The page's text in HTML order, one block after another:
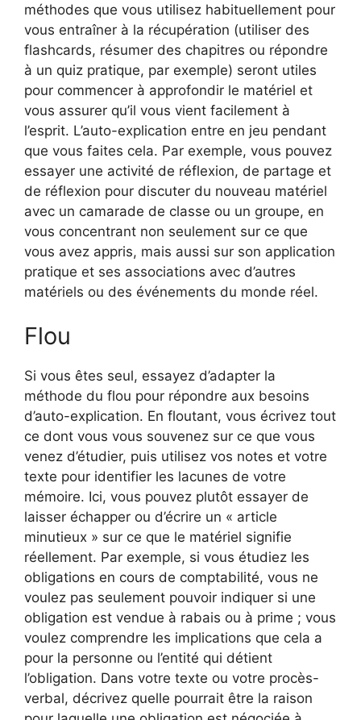
méthodes que vous utilisez habituellement pour
vous entraîner à la récupération (utiliser des
flashcards, résumer des chapitres ou répondre
à un quiz pratique, par exemple) seront utiles
pour commencer à approfondir le matériel et
vous assurer qu’il vous vient facilement à
l’esprit. L’auto-explication entre en jeu pendant
que vous faites cela. Par exemple, vous pouvez
essayer une activité de réflexion, de partage et
de réflexion pour discuter du nouveau matériel
avec un camarade de classe ou un groupe, en
vous concentrant non seulement sur ce que
vous avez appris, mais aussi sur son application
pratique et ses associations avec d’autres
matériels ou des événements du monde réel.
Flou
Si vous êtes seul, essayez d’adapter la
méthode du flou pour répondre aux besoins
d’auto-explication. En floutant, vous écrivez tout
ce dont vous vous souvenez sur ce que vous
venez d’étudier, puis utilisez vos notes et votre
texte pour identifier les lacunes de votre
mémoire. Ici, vous pouvez plutôt essayer de
laisser échapper ou d’écrire un « article
minutieux » sur ce que le matériel signifie
réellement. Par exemple, si vous étudiez les
obligations en cours de comptabilité, vous ne
voulez pas seulement pouvoir indiquer si une
obligation est vendue à rabais ou à prime ; vous
voulez comprendre les implications que cela a
pour la personne ou l’entité qui détient
l’obligation. Dans votre texte ou votre procès-
verbal, décrivez quelle pourrait être la raison